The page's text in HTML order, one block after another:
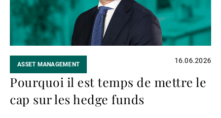
ASSET MANAGEMENT 16.06.2026
Pourquoi il est temps de mettre le
cap sur les hedge funds